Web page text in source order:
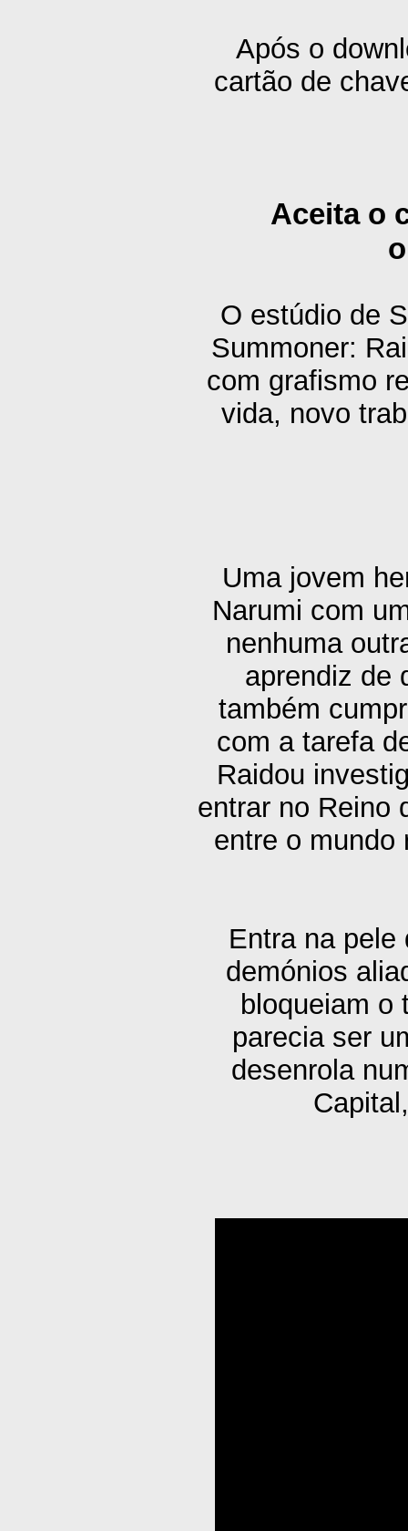
Após o
cartão de
Aceita o
O estúdio de
Summoner:
com grafismo
vida, novo
Uma jovem
Narumi com
nenhuma
aprendiz de
também
com a tarefa
Raidou
entrar no Reino
entre o mundo
Entra na pele
demónios
bloqueiam o
parecia ser
desenrola